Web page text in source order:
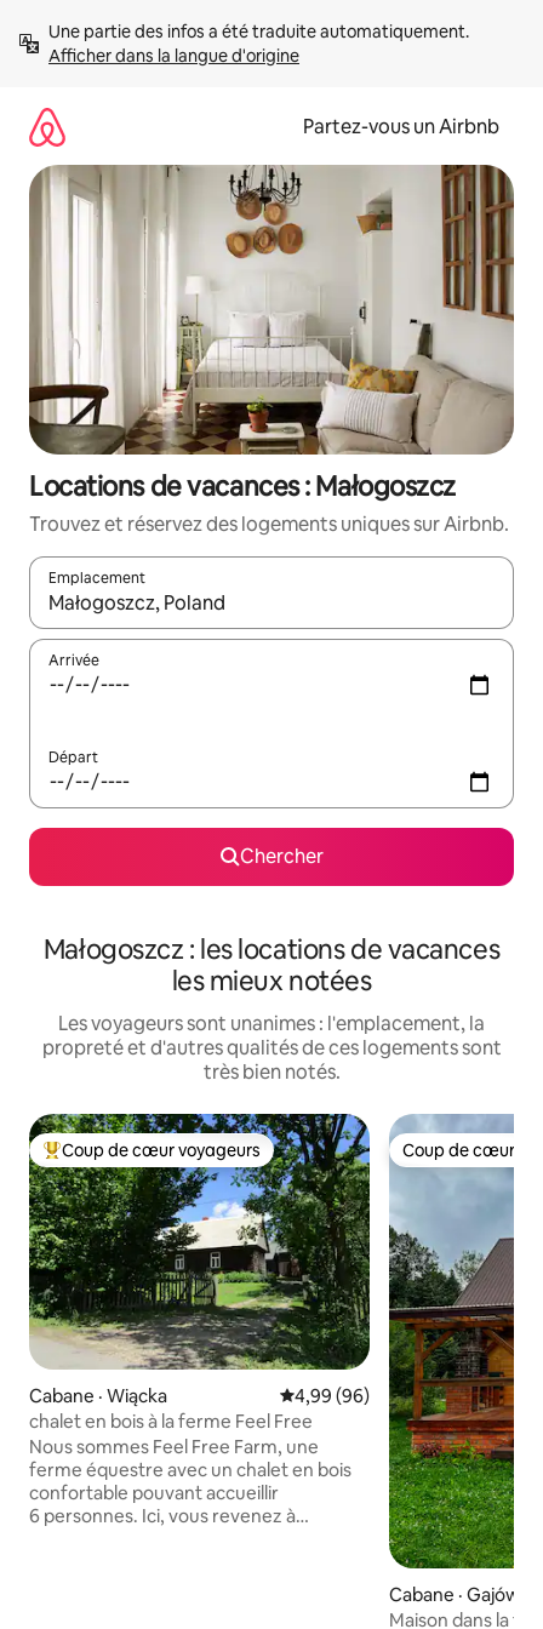
directement
Afficher dans la langue d'origine
Partez-vous un Airbnb
Locations de vacances : Małogoszcz
Trouvez et réservez des logements uniques sur Airbnb.
Emplacement
Quand les résultats sont affichés, parcourez-les en utilisant
Arrivée
Départ
Chercher
Małogoszcz : les locations de vacances
les mieux notées
Les voyageurs sont unanimes : l'emplacement, la
propreté et d'autres qualités de ces logements sont
très bien notés.
Coup de cœur voyageurs parmi les plus aimés
Coup de cœur voyageurs
Cabane · Wiącka Note moyenne de 4,99 sur 5,
4,99 (96)
chalet en bois à la ferme Feel Free
Nous sommes Feel Free Farm, une
ferme équestre avec un chalet en bois
confortable pouvant accueillir
6 personnes. Ici, vous revenez à
Coup de cœur
Coup de cœur
Cabane · Gajówka
Maison dans la